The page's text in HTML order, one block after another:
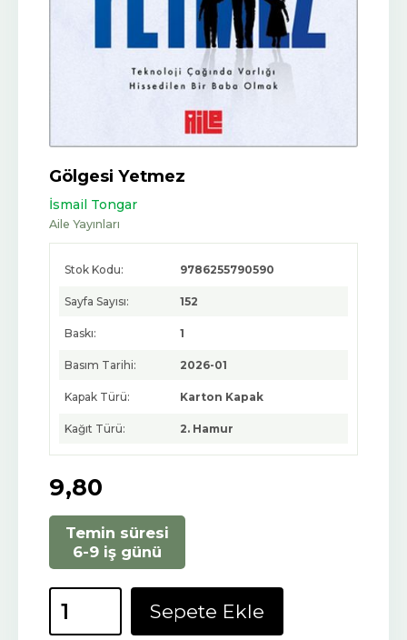
Gölgesi Yetmez
İsmail Tongar
Aile Yayınları
Stok Kodu: 9786255790590
Sayfa Sayısı: 152
Baskı: 1
Basım Tarihi: 2026-01
Kapak Türü: Karton Kapak
Kağıt Türü: 2. Hamur
9,80
Temin süresi
6-9 iş günü
Sepete Ekle